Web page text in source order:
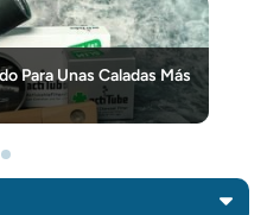
Para Unas Caladas Más